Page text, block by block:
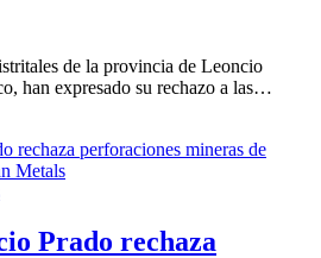
de la provincia de Leoncio
han expresado su rechazo a las…
Prado rechaza